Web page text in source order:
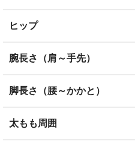
ヒップ
腕長さ（肩～手先）
脚長さ（腰～かかと）
太もも周囲